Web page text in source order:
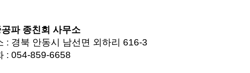
파 종친회 사무소
: 경북 안동시 남선면 외하리 616-3
: 054-859-6658